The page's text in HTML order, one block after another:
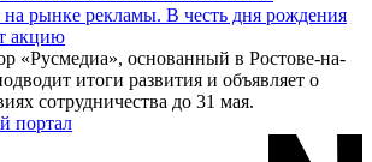
на рынке рекламы. В честь дня рождения
акцию
«Русмедиа», основанный в Ростове-на-
итоги развития и объявляет о
сотрудничества до 31 мая.
портал